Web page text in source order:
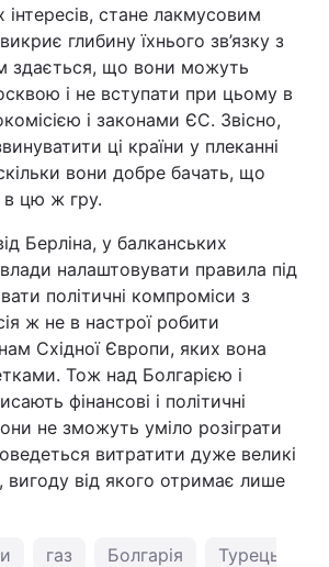
інтересів, стане лакмусовим
глибину їхнього зв’язку з
здається, що вони можуть
і не вступати при цьому в
і законами ЄС. Звісно,
ці країни у плеканні
вони добре бачать, що
в цю ж гру.
Берліна, у балканських
налаштовувати правила під
політичні компроміси з
ж не в настрої робити
Східної Європи, яких вона
Тож над Болгарією і
фінансові і політичні
не зможуть уміло розіграти
витратити дуже великі
вигоду від якого отримає лише
газ Болгарія Турецький